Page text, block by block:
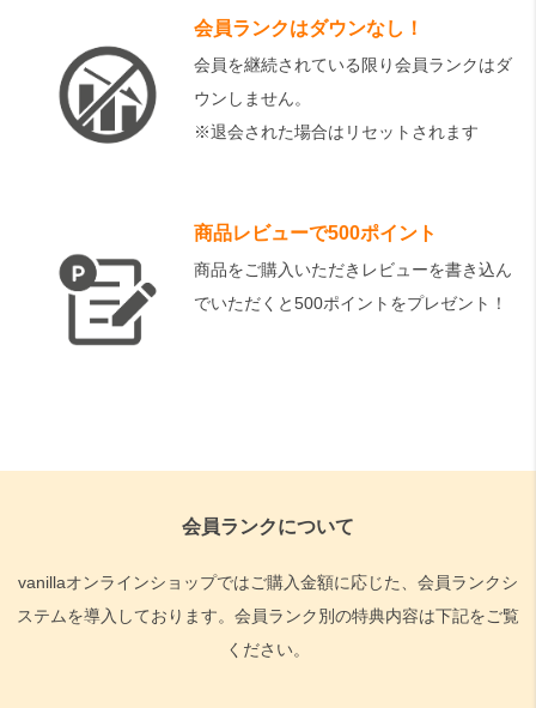
会員ランクはダウンなし！
会員を継続されている限り会員ランクはダ
ウンしません。
※退会された場合はリセットされます
商品レビューで500ポイント
商品をご購入いただきレビューを書き込ん
でいただくと500ポイントをプレゼント！
会員ランクについて
vanillaオンラインショップではご購入金額に応じた、会員ランクシ
ステムを導入しております。会員ランク別の特典内容は下記をご覧
ください。